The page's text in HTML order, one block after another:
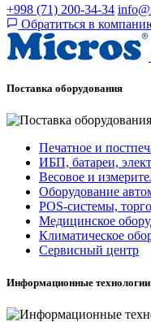
+998 (71) 200-34-34
Обратиться в
Поставка оборудования
Печатное и
ИБП, батареи,
Весовое и
Оборудование
POS-системы,
Медицинское
Климатическое
Сервисный центр
Информационные технологии